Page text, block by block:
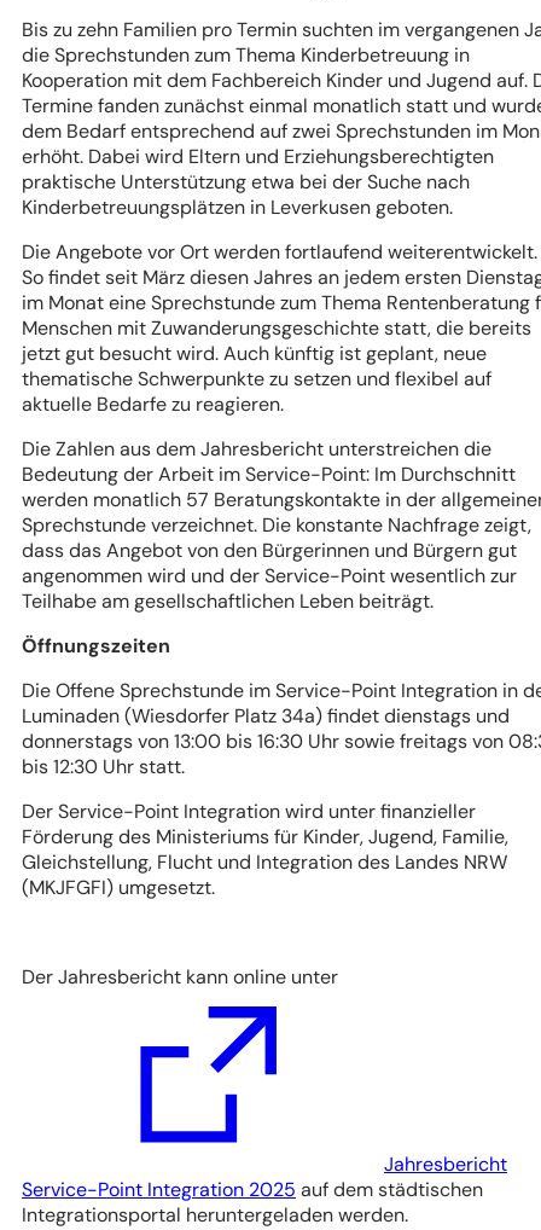
Bis zu zehn Familien pro Termin suchten im vergangenen
die Sprechstunden zum Thema Kinderbetreuung in
Kooperation mit dem Fachbereich Kinder und Jugend auf.
Termine fanden zunächst einmal monatlich statt und
dem Bedarf entsprechend auf zwei Sprechstunden im
erhöht. Dabei wird Eltern und Erziehungsberechtigten
praktische Unterstützung etwa bei der Suche nach
Kinderbetreuungsplätzen in Leverkusen geboten.
Die Angebote vor Ort werden fortlaufend weiterentwickelt.
So findet seit März diesen Jahres an jedem ersten
im Monat eine Sprechstunde zum Thema Rentenberatung
Menschen mit Zuwanderungsgeschichte statt, die bereits
jetzt gut besucht wird. Auch künftig ist geplant, neue
thematische Schwerpunkte zu setzen und flexibel auf
aktuelle Bedarfe zu reagieren.
Die Zahlen aus dem Jahresbericht unterstreichen die
Bedeutung der Arbeit im Service-Point: Im Durchschnitt
werden monatlich 57 Beratungskontakte in der
Sprechstunde verzeichnet. Die konstante Nachfrage zeigt,
dass das Angebot von den Bürgerinnen und Bürgern gut
angenommen wird und der Service-Point wesentlich zur
Teilhabe am gesellschaftlichen Leben beiträgt.
Öffnungszeiten
Die Offene Sprechstunde im Service-Point Integration in
Luminaden (Wiesdorfer Platz 34a) findet dienstags und
donnerstags von 13:00 bis 16:30 Uhr sowie freitags von
bis 12:30 Uhr statt.
Der Service-Point Integration wird unter finanzieller
Förderung des Ministeriums für Kinder, Jugend, Familie,
Gleichstellung, Flucht und Integration des Landes NRW
(MKJFGFI) umgesetzt.
Der Jahresbericht kann online unter
Jahresbericht
Service-Point Integration 2025
(Öffnet
auf dem städtischen
Integrationsportal heruntergeladen werden.